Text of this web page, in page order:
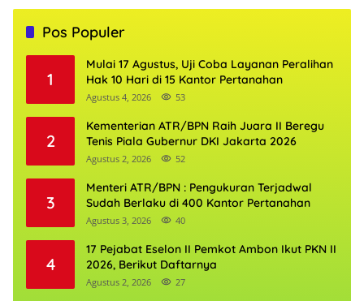
Pos Populer
1
Mulai 17 Agustus, Uji Coba Layanan Peralihan
Hak 10 Hari di 15 Kantor Pertanahan
Agustus 4, 2026 53
2
Kementerian ATR/BPN Raih Juara II Beregu
Tenis Piala Gubernur DKI Jakarta 2026
Agustus 2, 2026 52
3
Menteri ATR/BPN : Pengukuran Terjadwal
Sudah Berlaku di 400 Kantor Pertanahan
Agustus 3, 2026 40
4
17 Pejabat Eselon II Pemkot Ambon Ikut PKN II
2026, Berikut Daftarnya
Agustus 2, 2026 27